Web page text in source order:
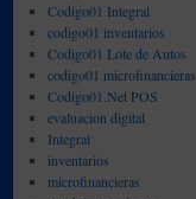
Codigo01 Integral
codigo01 inventarios
Codigo01 Lote de Autos
codigo01 microfinancieras
Codigo01.Net POS
evaluacion digital
Integral
inventarios
microfinancieras